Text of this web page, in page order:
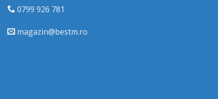
0799 926 781
magazin@bestm.ro